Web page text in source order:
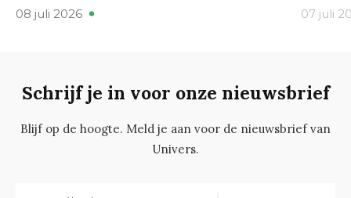
08 juli 2026 07 juli
Schrijf je in voor onze nieuwsbrief
Blijf op de hoogte. Meld je aan voor de nieuwsbrief van
Univers.